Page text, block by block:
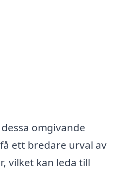
omgivande
ett bredare urval av
vilket kan leda till